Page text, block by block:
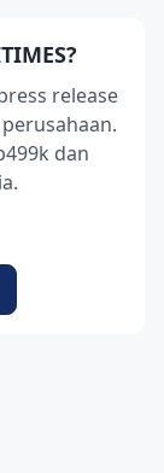
release
dan